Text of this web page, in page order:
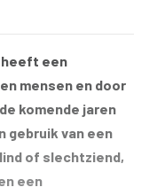
heeft een
mensen en door
komende jaren
gebruik van een
of slechtziend,
een